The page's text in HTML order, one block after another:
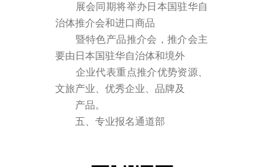
展会同期将举办日本国驻华自
治体推介会和进口商品
暨特色产品推介会，推介会主
要由日本国驻华自治体和境外
企业代表重点推介优势资源、
文旅产业、优秀企业、品牌及
产品。
五、专业报名通道部